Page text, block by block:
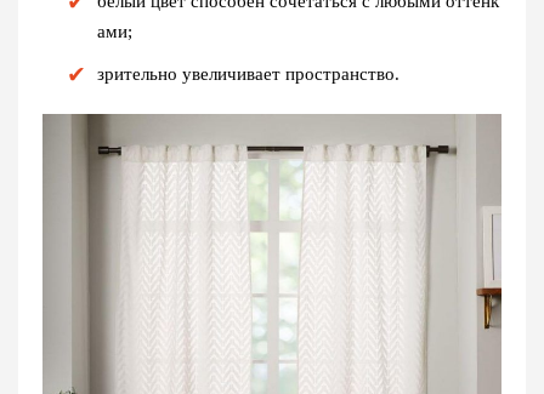
ами;
зрительно увеличивает пространство.